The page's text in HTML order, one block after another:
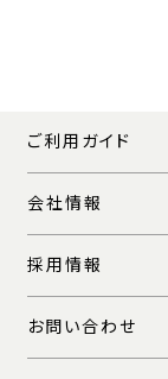
ご利用ガイド
会社情報
採用情報
お問い合わせ